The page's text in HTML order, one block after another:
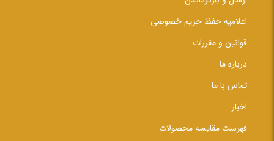
اعلامیه حفظ حریم خصوصی
قوانین و مقررات
درباره ما
تماس با ما
اخبار
فهرست مقایسه محصولات